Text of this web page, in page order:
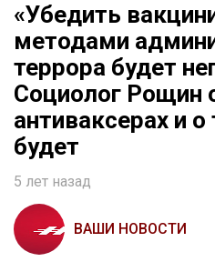
«Убедить
методами
террора будет
Социолог Рощин
антиваксерах и
будет
5 лет назад
ВАШИ НОВОСТИ